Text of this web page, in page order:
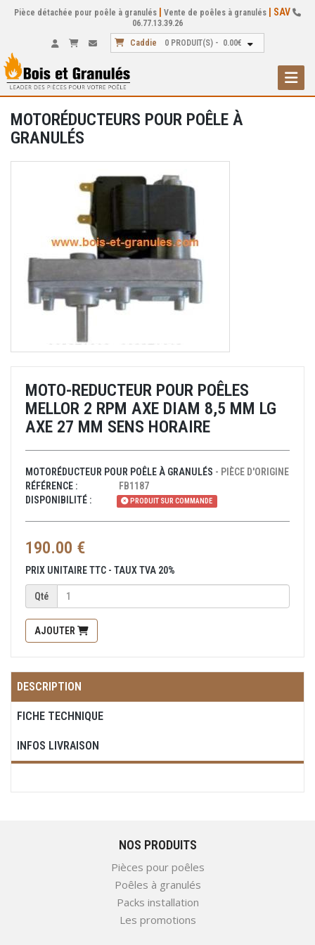
Pièce détachée pour poêle à granulés Vente de poêles à granulés | SAV
06.77.13.39.26
Caddie
0PRODUIT(S) - 0.00€
MOTORÉDUCTEURS POUR POÊLE À
GRANULÉS
MOTO-REDUCTEUR POUR POÊLES
MELLOR 2 RPM AXE DIAM 8,5 MM LG
AXE 27 MM SENS HORAIRE
MOTORÉDUCTEUR POUR POÊLE À GRANULÉS - PIÈCE D'ORIGINE
RÉFÉRENCE :
FB1187
DISPONIBILITÉ :
PRODUIT SUR COMMANDE
190.00 €
PRIX UNITAIRE TTC - TAUX TVA 20%
Quantité
Qté
AJOUTER
DESCRIPTION
FICHE TECHNIQUE
INFOS LIVRAISON
NOS PRODUITS
Pièces pour poêles
Poêles à granulés
Packs installation
Les promotions